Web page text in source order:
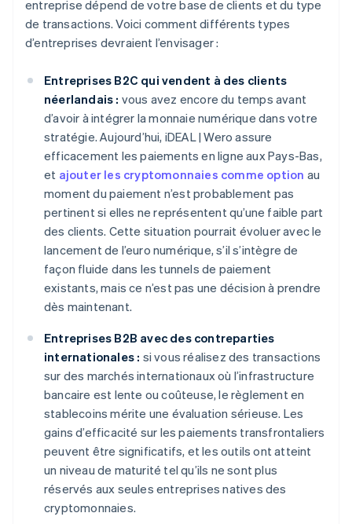
entreprise dépend de votre base de clients et du type
de transactions. Voici comment différents types
d’entreprises devraient l’envisager :
Entreprises B2C qui vendent à des clients
néerlandais : vous avez encore du temps avant
d’avoir à intégrer la monnaie numérique dans votre
stratégie. Aujourd’hui, iDEAL | Wero assure
efficacement les paiements en ligne aux Pays-Bas,
et ajouter les cryptomonnaies comme option au
moment du paiement n’est probablement pas
pertinent si elles ne représentent qu’une faible part
des clients. Cette situation pourrait évoluer avec le
lancement de l’euro numérique, s’il s’intègre de
façon fluide dans les tunnels de paiement
existants, mais ce n’est pas une décision à prendre
dès maintenant.
Entreprises B2B avec des contreparties
internationales : si vous réalisez des transactions
sur des marchés internationaux où l’infrastructure
bancaire est lente ou coûteuse, le règlement en
stablecoins mérite une évaluation sérieuse. Les
gains d’efficacité sur les paiements transfrontaliers
peuvent être significatifs, et les outils ont atteint
un niveau de maturité tel qu’ils ne sont plus
réservés aux seules entreprises natives des
cryptomonnaies.